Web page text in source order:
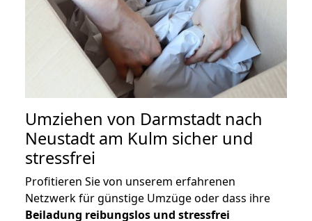
Umziehen von Darmstadt nach
Neustadt am Kulm sicher und
stressfrei
Profitieren Sie von unserem erfahrenen
Netzwerk für günstige Umzüge oder dass ihre
Beiladung reibungslos und stressfrei